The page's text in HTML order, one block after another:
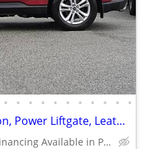
• • • • • • • • • • •
2020 Ford Edge SEL - Navigation, Power Liftgate, Leather
(In-House Financing Available in Port Coquitlam)